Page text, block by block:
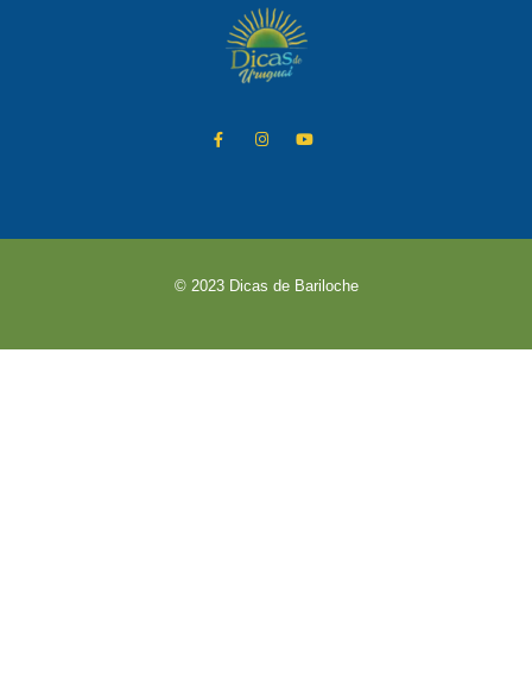
© 2023 Dicas de Bariloche